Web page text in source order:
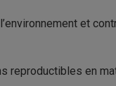
et
reproductibles en